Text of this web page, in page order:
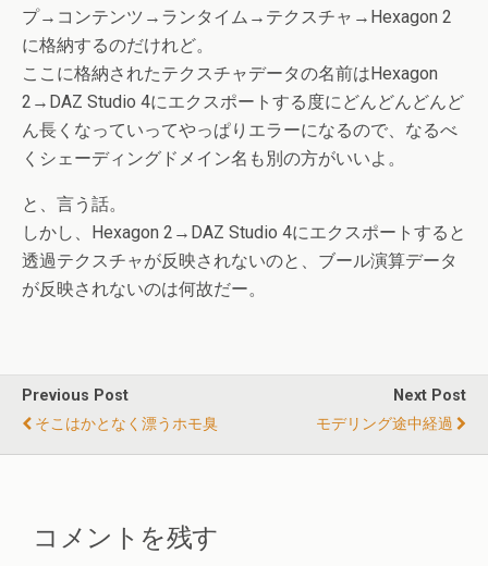
プ→コンテンツ→ランタイム→テクスチャ→Hexagon 2
に格納するのだけれど。
ここに格納されたテクスチャデータの名前はHexagon
2→DAZ Studio 4にエクスポートする度にどんどんどんど
ん長くなっていってやっぱりエラーになるので、なるべ
くシェーディングドメイン名も別の方がいいよ。
と、言う話。
しかし、Hexagon 2→DAZ Studio 4にエクスポートすると
透過テクスチャが反映されないのと、ブール演算データ
が反映されないのは何故だー。
Previous Post
そこはかとなく漂うホモ臭
Next Post
モデリング途中経過
コメントを残す